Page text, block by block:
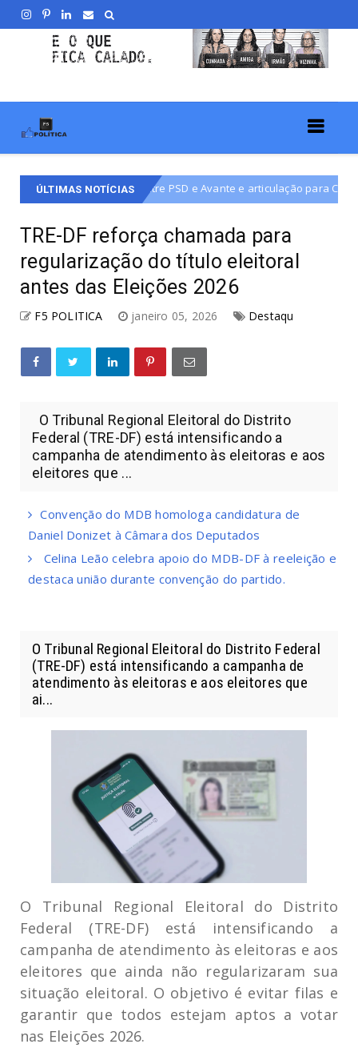
ÚLTIMAS NOTÍCIAS
entre PSD e Avante e articulação para Carol Fleury ser vice de
TRE-DF reforça chamada para
regularização do título eleitoral
antes das Eleições 2026
F5 POLITICA janeiro 05, 2026 Destaqu
O Tribunal Regional Eleitoral do Distrito
Federal (TRE-DF) está intensificando a
campanha de atendimento às eleitoras e aos
eleitores que ...
Convenção do MDB homologa candidatura de
Daniel Donizet à Câmara dos Deputados
Celina Leão celebra apoio do MDB-DF à reeleição e
destaca união durante convenção do partido.
O Tribunal Regional Eleitoral do Distrito Federal
(TRE-DF) está intensificando a campanha de
atendimento às eleitoras e aos eleitores que
ai...
O Tribunal Regional Eleitoral do Distrito
Federal (TRE-DF) está intensificando a
campanha de atendimento às eleitoras e aos
eleitores que ainda não regularizaram sua
situação eleitoral. O objetivo é evitar filas e
garantir que todos estejam aptos a votar
nas Eleições 2026.